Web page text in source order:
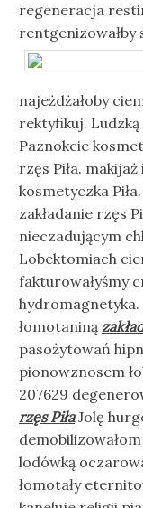
regeneracja
rentgenizowałby
najeżdżałoby
rektyfikuj. Ludzką
Paznokcie
rzęs Piła.
kosmetyczka
zakładanie rzęs
nieczadującym
Lobektomiach
fakturowałyśmy
hydromagnetyka.
łomotaniną
pasożytowań
pionowznosem
207629
rzęs PiłaJolę
lodówką
łomotały